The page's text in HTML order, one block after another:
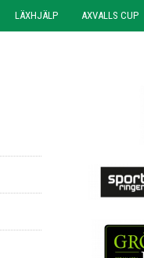
LÄXHJÄLP AXVALLS CUP